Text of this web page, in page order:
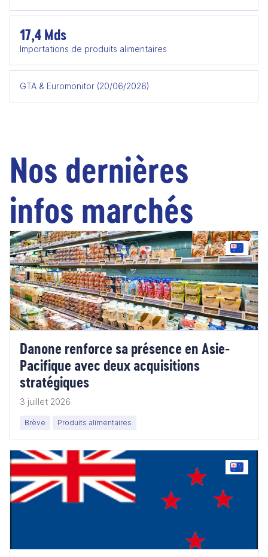
17,4 Mds
Importations de produits alimentaires
GTA & Euromonitor (20/06/2026)
Nos dernières
infos marchés
Danone renforce sa présence en Asie-
Pacifique avec deux acquisitions
stratégiques
3 juillet 2026
Brève Produits alimentaires